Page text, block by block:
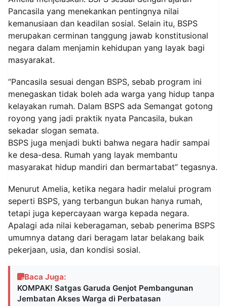
Pancasila yang menekankan pentingnya nilai
kemanusiaan dan keadilan sosial. Selain itu, BSPS
merupakan cerminan tanggung jawab konstitusional
negara dalam menjamin kehidupan yang layak bagi
masyarakat.
“Pancasila sesuai dengan BSPS, sebab program ini
menegaskan tidak boleh ada warga yang hidup tanpa
kelayakan rumah. Dalam BSPS ada Semangat gotong
royong yang jadi praktik nyata Pancasila, bukan
sekadar slogan semata.
BSPS juga menjadi bukti bahwa negara hadir sampai
ke desa-desa. Rumah yang layak membantu
masyarakat hidup mandiri dan bermartabat” tegasnya.
Menurut Amelia, ketika negara hadir melalui program
seperti BSPS, yang terbangun bukan hanya rumah,
tetapi juga kepercayaan warga kepada negara.
Apalagi ada nilai keberagaman, sebab penerima BSPS
umumnya datang dari beragam latar belakang baik
pekerjaan, usia, dan kondisi sosial.
Baca Juga:
KOMPAK! Satgas Garuda Genjot Pembangunan
Jembatan Akses Warga di Perbatasan